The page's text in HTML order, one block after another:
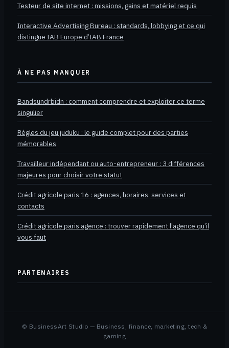
Testeur de site internet : missions, gains et matériel requis
Interactive Advertising Bureau : standards, lobbying et ce qui
distingue IAB Europe d’IAB France
À NE PAS MANQUER
Bandsundrbidn : comment comprendre et exploiter ce terme
singulier
Règles du jeu juduku : le guide complet pour des parties
mémorables
Travailleur indépendant ou auto-entrepreneur : 3 différences
majeures pour choisir votre statut
Crédit agricole paris 16 : agences, horaires, services et
contacts
Crédit agricole paris agence : trouver rapidement l’agence qu’il
vous faut
PARTENAIRES
© BusinessArt Studio — Business, finance, marketing, tech &
gaming